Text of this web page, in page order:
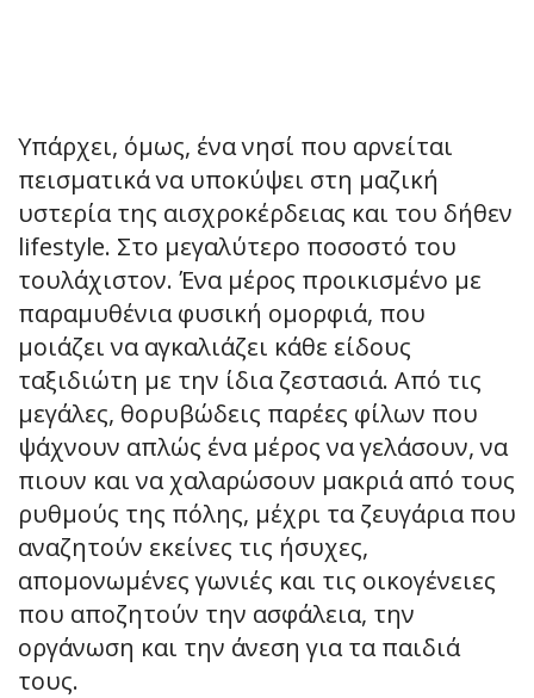
Υπάρχει, όμως, ένα νησί που αρνείται
πεισματικά να υποκύψει στη μαζική
υστερία της αισχροκέρδειας και του δήθεν
lifestyle. Στο μεγαλύτερο ποσοστό του
τουλάχιστον. Ένα μέρος προικισμένο με
παραμυθένια φυσική ομορφιά, που
μοιάζει να αγκαλιάζει κάθε είδους
ταξιδιώτη με την ίδια ζεστασιά. Από τις
μεγάλες, θορυβώδεις παρέες φίλων που
ψάχνουν απλώς ένα μέρος να γελάσουν, να
πιουν και να χαλαρώσουν μακριά από τους
ρυθμούς της πόλης, μέχρι τα ζευγάρια που
αναζητούν εκείνες τις ήσυχες,
απομονωμένες γωνιές και τις οικογένειες
που αποζητούν την ασφάλεια, την
οργάνωση και την άνεση για τα παιδιά
τους.